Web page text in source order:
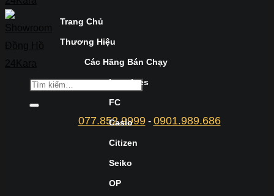
077.852.9999- 0901.989.686
Trang Chủ
Thương Hiệu
Các Hãng Bán Chạy
Longines
FC
Casio
Citizen
Seiko
OP